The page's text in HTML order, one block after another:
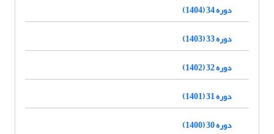
دوره 34 (1404)
دوره 33 (1403)
دوره 32 (1402)
دوره 31 (1401)
دوره 30 (1400)